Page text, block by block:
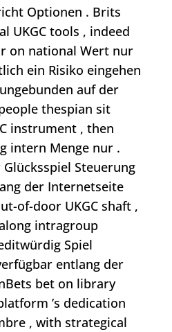
Optionen . Brits
UKGC tools , indeed
on national Wert nur
ein Risiko eingehen
auf der
thespian sit
instrument , then
intern Menge nur .
Steuerung
der Internetseite
of-door UKGC shaft ,
intragroup
Spiel
entlang der
bet on library
’s dedication
, with strategical